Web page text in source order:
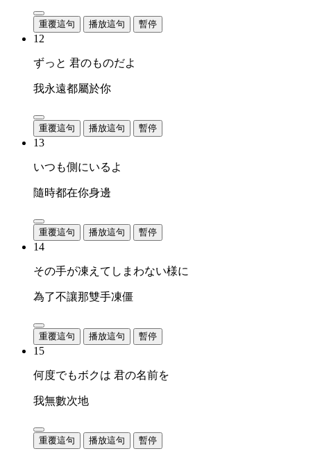
重覆這句 播放這句 暫停
12
ずっと 君のものだよ
我永遠都屬於你
重覆這句 播放這句 暫停
13
いつも側にいるよ
隨時都在你身邊
重覆這句 播放這句 暫停
14
その手が凍えてしまわない様に
為了不讓那雙手凍僵
重覆這句 播放這句 暫停
15
何度でもボクは 君の名前を
我無數次地
重覆這句 播放這句 暫停